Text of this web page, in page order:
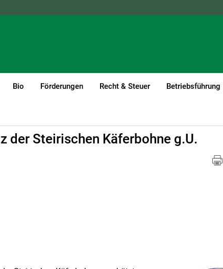
Bio Förderungen Recht & Steuer Betriebsführung
der Steirischen Käferbohne g.U.